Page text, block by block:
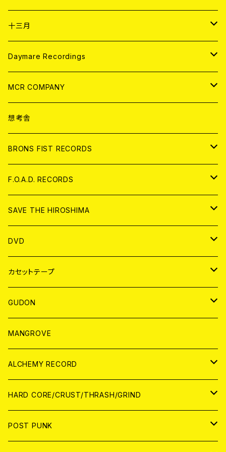
ANALOG
アパレル
CD
ANALOG
十三月
CD
ANALOG
Daymare Recordings
CD
ANALOG
MCR COMPANY
CD
アパレル
ANALOG
想考舎
BRONS FIST RECORDS
CD
ANALOG
F.O.A.D. RECORDS
CD
ANALOG
SAVE THE HIROSHIMA
アパレル
BADGE
DVD
JAPAN
WORLD
カセットテープ
JAPAN
WORLD
GUDON
アパレル
PATCH
アナログ
DIGITAL CONTENTS
MANGROVE
ALCHEMY RECORD
CD
ANALOG
HARD CORE/CRUST/THRASH/GRIND
JAPAN
POST PUNK